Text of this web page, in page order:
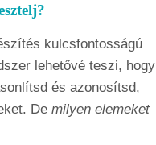
kulcsfontosságú
lehetővé teszi, hogy
és azonosítsd,
De milyen elemeket